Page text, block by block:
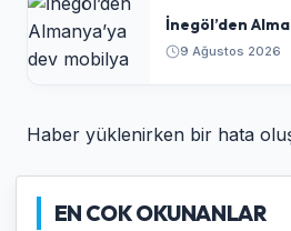
İnegöl’den
9 Ağustos 2026
Haber yüklenirken bir hata
EN COK OKUNANLAR